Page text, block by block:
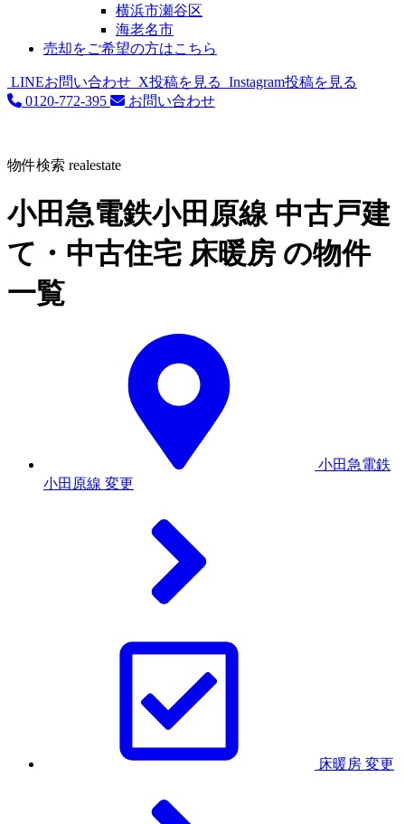
横浜市瀬谷区
海老名市
売却をご希望の方はこちら
LINEお問い合わせ X投稿を見る Instagram投稿を見る
0120-772-395
お問い合わせ
物件検索 realestate
小田急電鉄小田原線 中古戸建
て・中古住宅 床暖房 の物件
一覧
小田急電鉄
小田原線 変更
床暖房 変更